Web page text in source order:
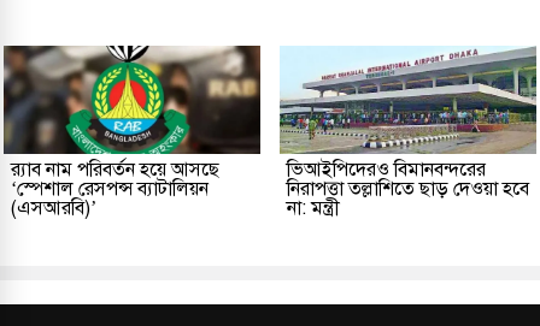
র‌্যাব নাম পরিবর্তন হয়ে আসছে
‘স্পেশাল রেসপন্স ব্যাটালিয়ন
(এসআরবি)’
ভিআইপিদেরও বিমানবন্দরের
নিরাপত্তা তল্লাশিতে ছাড় দেওয়া হবে
না: মন্ত্রী